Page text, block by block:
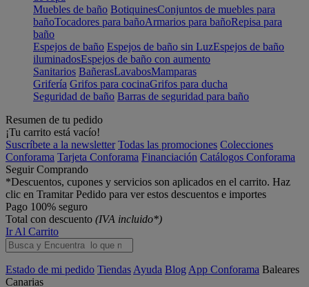
Muebles de baño BotiquinesConjuntos de muebles para
bañoTocadores para bañoArmarios para bañoRepisa para
baño
Espejos de baño Espejos de baño sin LuzEspejos de baño
iluminadosEspejos de baño con aumento
Sanitarios BañerasLavabosMamparas
Grifería Grifos para cocinaGrifos para ducha
Seguridad de baño Barras de seguridad para baño
Resumen de tu pedido
¡Tu carrito está vacío!
Suscríbete a la newsletter Todas las promociones Colecciones
Conforama Tarjeta Conforama Financiación Catálogos Conforama
Seguir Comprando
*Descuentos, cupones y servicios son aplicados en el carrito. Haz
clic en Tramitar Pedido para ver estos descuentos e importes
Pago 100% seguro
Total con descuento (IVA incluido*)
Ir Al Carrito
Estado de mi pedido Tiendas Ayuda Blog App Conforama Baleares
Canarias